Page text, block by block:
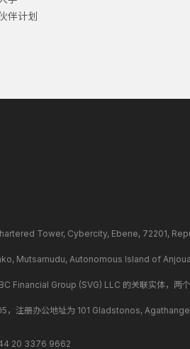
伴计划
Tower, Cybercity, Ebene, 72201,
Mutsamudu, Autonomous Island of
Financial Group (SVG) LLC 的关联实体，两
，注册办公地址为 101 Gladstonos,
20 3376 9662